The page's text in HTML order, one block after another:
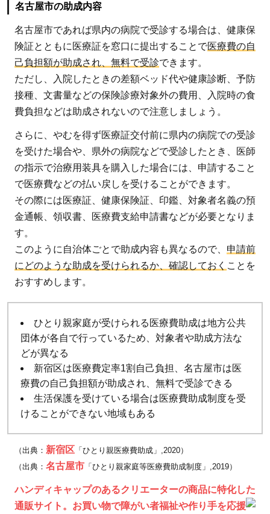
名古屋市の助成内容
名古屋市であれば県内の病院で受診する場合は、健康保
険証とともに医療証を窓口に提出することで医療費の自
己負担額が助成され、無料で受診できます。
ただし、入院したときの差額ベッド代や健康診断、予防
接種、文書量などの保険診療対象外の費用、入院時の食
費負担などは助成されないので注意しましょう。
さらに、やむを得ず医療証交付前に県内の病院での受診
を受けた場合や、県外の病院などで受診したとき、医師
の指示で治療用装具を購入した場合には、申請すること
で医療費などの払い戻しを受けることができます。
その際には医療証、健康保険証、印鑑、対象者名義の預
金通帳、領収書、医療費支給申請書などが必要となりま
す。
このように自治体ごとで助成内容も異なるので、 申請前
にどのような助成を受けられるか、確認しておく ことを
おすすめします。
ひとり親家庭が受けられる医療費助成は地方公共
団体が各自で行っているため、対象者や助成方法な
どが異なる
新宿区は医療費定率1割自己負担、名古屋市は医
療費の自己負担額が助成され、無料で受診できる
生活保護を受けている場合は医療費助成制度を受
けることができない地域もある
（出典： 新宿区 「ひとり親医療費助成」,2020）
（出典： 名古屋市 「ひとり親家庭等医療費助成制度」,2019）
ハンディキャップのあるクリエーターの商品に特化した
通販サイト。お買い物で障がい者福祉や作り手を応援